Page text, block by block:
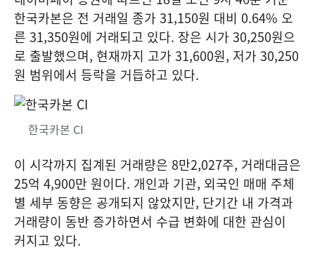
한국카본은 전 거래일 종가 31,150원 대비 0.64% 오
른 31,350원에 거래되고 있다. 장은 시가 30,250원으
로 출발했으며, 현재까지 고가 31,600원, 저가 30,250
원 범위에서 등락을 거듭하고 있다.
한국카본 CI
이 시각까지 집계된 거래량은 8만2,027주, 거래대금은
25억 4,900만 원이다. 개인과 기관, 외국인 매매 주체
별 세부 동향은 공개되지 않았지만, 단기간 내 가격과
거래량이 동반 증가하면서 수급 변화에 대한 관심이
커지고 있다.